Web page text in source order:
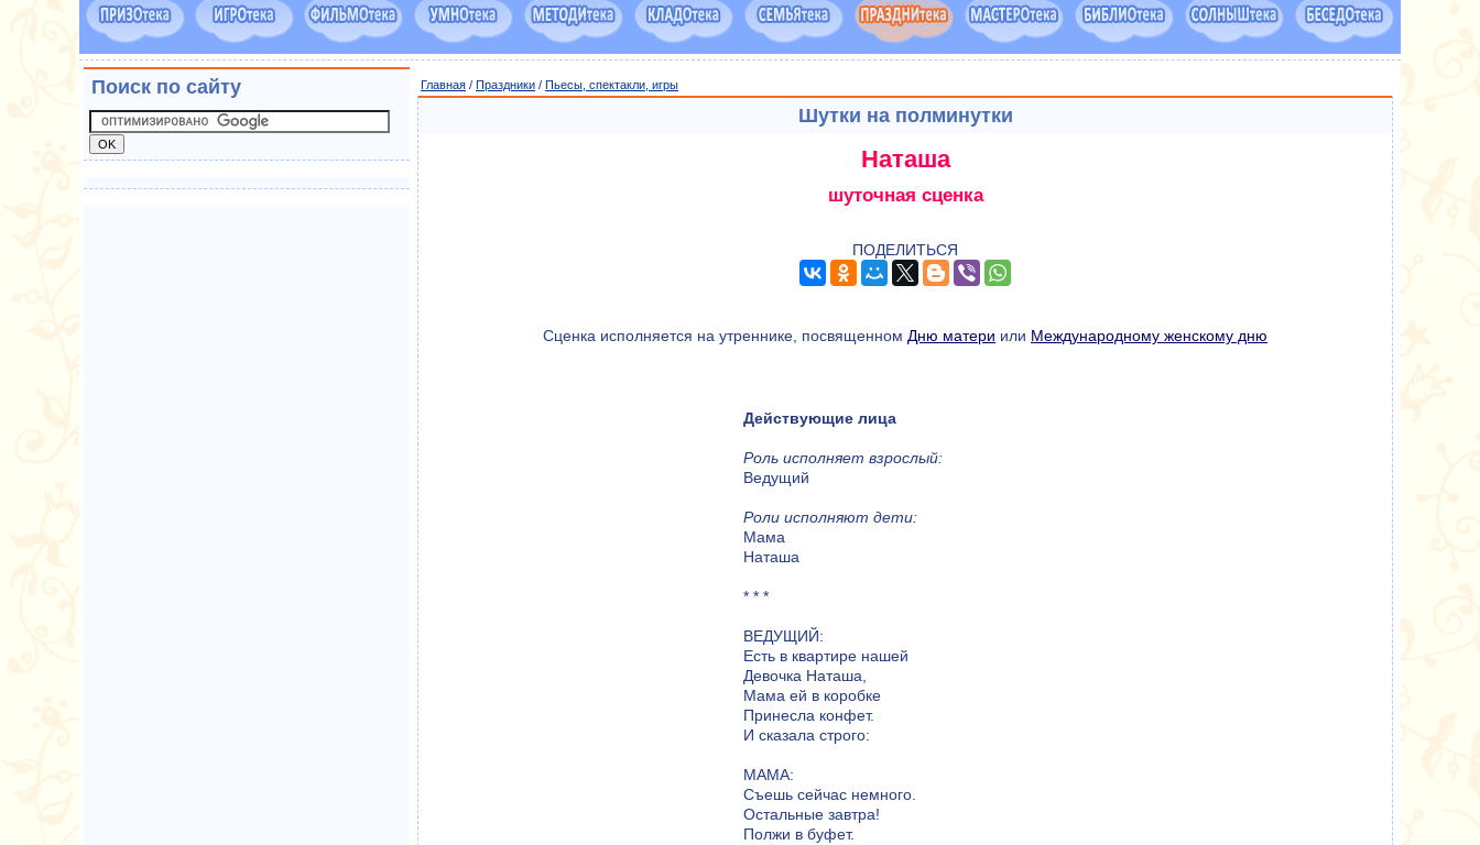
Главная / Праздники / Пьесы, спектакли, игры
Шутки на полминутки
Наташа
шуточная сценка
ПОДЕЛИТЬСЯ
Сценка исполняется на утреннике, посвященном Дню матери или Международному женскому дню
Действующие лица
Роль исполняет взрослый:
Ведущий
Роли исполняют дети:
Мама
Наташа
* * *
ВЕДУЩИЙ:
Есть в квартире нашей
Девочка Наташа,
Мама ей в коробке
Принесла конфет.
И сказала строго:
МАМА:
Съешь сейчас немного.
Остальные завтра!
Полжи в буфет.
Поиск по сайту